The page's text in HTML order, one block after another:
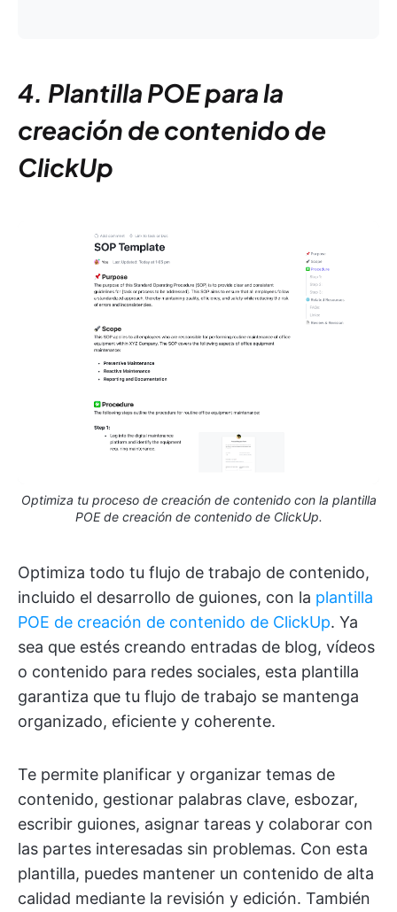
4. Plantilla POE para la
creación de contenido de
ClickUp
Optimiza tu proceso de creación de contenido con la plantilla
POE de creación de contenido de ClickUp.
Optimiza todo tu flujo de trabajo de contenido,
incluido el desarrollo de guiones, con la plantilla
POE de creación de contenido de ClickUp. Ya
sea que estés creando entradas de blog, vídeos
o contenido para redes sociales, esta plantilla
garantiza que tu flujo de trabajo se mantenga
organizado, eficiente y coherente.
Te permite planificar y organizar temas de
contenido, gestionar palabras clave, esbozar,
escribir guiones, asignar tareas y colaborar con
las partes interesadas sin problemas. Con esta
plantilla, puedes mantener un contenido de alta
calidad mediante la revisión y edición. También